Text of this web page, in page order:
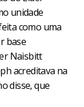
unidade
como uma
base
Naisbitt
acreditava na
disse, que